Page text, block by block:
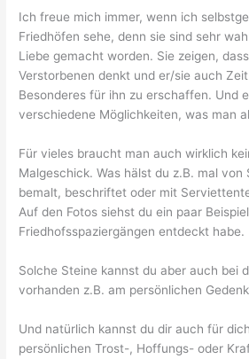
Ich freue mich immer, wenn ich
Friedhöfen sehe, denn sie sind sehr
Liebe gemacht worden. Sie zeigen,
Verstorbenen denkt und er/sie auch
Besonderes für ihn zu erschaffen. Und
verschiedene Möglichkeiten, was man
Für vieles braucht man auch wirklich
Malgeschick. Was hälst du z.B. mal von
bemalt, beschriftet oder mit
Auf den Fotos siehst du ein paar
Friedhofsspaziergängen entdeckt habe.
Solche Steine kannst du aber auch bei
vorhanden z.B. am persönlichen
Und natürlich kannst du dir auch für
persönlichen Trost-, Hoffungs- oder